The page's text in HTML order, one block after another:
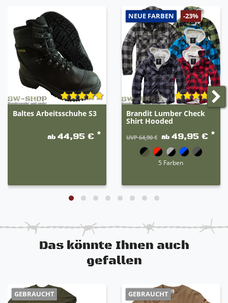
Aufgrund der Vielzahl von Hosen und Jacken kann
die Bekleidung teilweise von dem hier
beschriebenen Abweichen. Die Modelle können
unterschiedlich sein und somit auch
unterschiedliche Eigenschaften der jeweiligen
Artikel. Die erste Farbe ist der Hauptteil des
Produktes. Beispiel: grau-schwarz 80% grau / 20%
schwarz.
Baltes Arbeitsschuhe S3
ab44,95 € *
NEUE FARBEN -23%
Brandit Lumber Check
Shirt Hooded
UVP 64,90 € ab 49,95 € *
5 Farben
Das könnte Ihnen auch
gefallen
GEBRAUCHT GEBRAUCHT